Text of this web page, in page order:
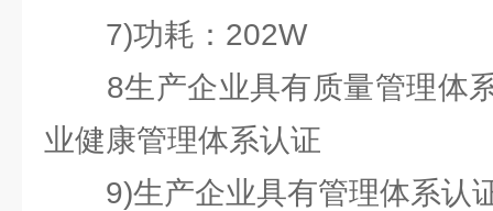
7)功耗：202W
8生产企业具有质量管理体
业健康管理体系认证
9)生产企业具有管理体系认